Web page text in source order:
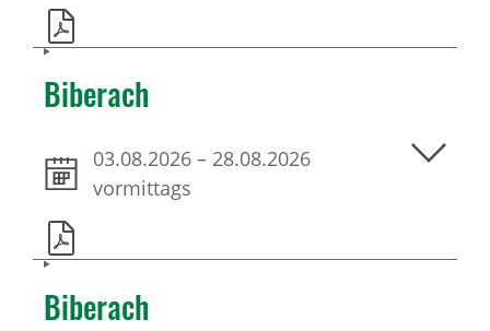
Biberach
03.08.2026 – 28.08.2026
vormittags
Biberach